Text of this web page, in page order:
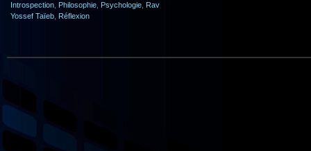
Introspection Philosophie Psychologie Rav
Yossef Taïeb Réflexion